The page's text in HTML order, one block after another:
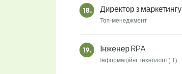
18. Директор з маркетингу
Топ-менеджмент
19. Інженер RPA
Інформаційні технології (IT)